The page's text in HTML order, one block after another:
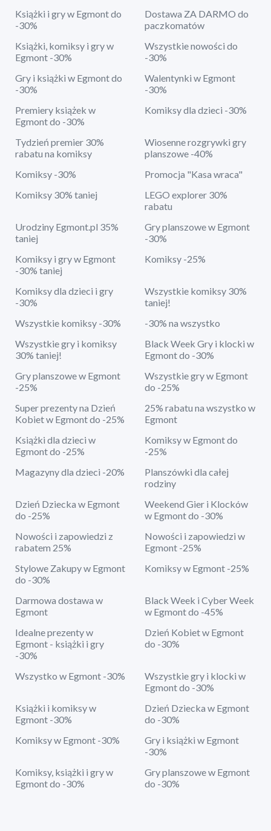
Książki i gry w Egmont do
-30%
Dostawa ZA DARMO do
paczkomatów
Książki, komiksy i gry w
Egmont -30%
Wszystkie nowości do
-30%
Gry i książki w Egmont do
-30%
Walentynki w Egmont
-30%
Premiery książek w
Egmont do -30%
Komiksy dla dzieci -30%
Tydzień premier 30%
rabatu na komiksy
Wiosenne rozgrywki gry
planszowe -40%
Komiksy -30%
Promocja "Kasa wraca"
Komiksy 30% taniej
LEGO explorer 30%
rabatu
Urodziny Egmont.pl 35%
taniej
Gry planszowe w Egmont
-30%
Komiksy i gry w Egmont
-30% taniej
Komiksy -25%
Komiksy dla dzieci i gry
-30%
Wszystkie komiksy 30%
taniej!
Wszystkie komiksy -30%
-30% na wszystko
Wszystkie gry i komiksy
30% taniej!
Black Week Gry i klocki w
Egmont do -30%
Gry planszowe w Egmont
-25%
Wszystkie gry w Egmont
do -25%
Super prezenty na Dzień
Kobiet w Egmont do -25%
25% rabatu na wszystko w
Egmont
Książki dla dzieci w
Egmont do -25%
Komiksy w Egmont do
-25%
Magazyny dla dzieci -20%
Planszówki dla całej
rodziny
Dzień Dziecka w Egmont
do -25%
Weekend Gier i Klocków
w Egmont do -30%
Nowości i zapowiedzi z
rabatem 25%
Nowości i zapowiedzi w
Egmont -25%
Stylowe Zakupy w Egmont
do -30%
Komiksy w Egmont -25%
Darmowa dostawa w
Egmont
Black Week i Cyber Week
w Egmont do -45%
Idealne prezenty w
Egmont - książki i gry
-30%
Dzień Kobiet w Egmont
do -30%
Wszystko w Egmont -30%
Wszystkie gry i klocki w
Egmont do -30%
Książki i komiksy w
Egmont -30%
Dzień Dziecka w Egmont
do -30%
Komiksy w Egmont -30%
Gry i książki w Egmont
-30%
Komiksy, książki i gry w
Egmont do -30%
Gry planszowe w Egmont
do -30%